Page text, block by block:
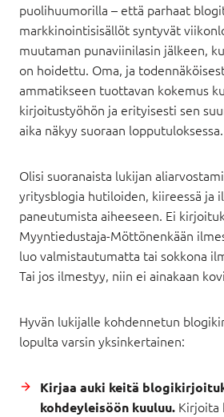
puolihuumorilla – että parhaat
markkinointisisällöt syntyvät
muutaman punaviinilasin jälkeen,
on hoidettu. Oma, ja
ammatikseen tuottavan kokemus
kirjoitustyöhön ja erityisesti sen
aika näkyy suoraan lopputuloksessa.
Olisi suoranaista lukijan
yritysblogia hutiloiden, kiireessä ja
paneutumista aiheeseen. Ei
Myyntiedustaja-Möttönenkään
luo valmistautumatta tai sokkona
Tai jos ilmestyy, niin ei ainakaan
Hyvän lukijalle kohdennetun
lopulta varsin yksinkertainen:
Kirjaa auki keitä
kohdeyleisöön kuuluu. Kirjoita